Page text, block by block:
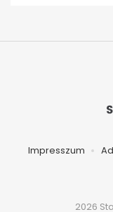
Impresszum
2026